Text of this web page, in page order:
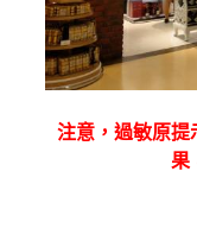
注意，過敏原提
果